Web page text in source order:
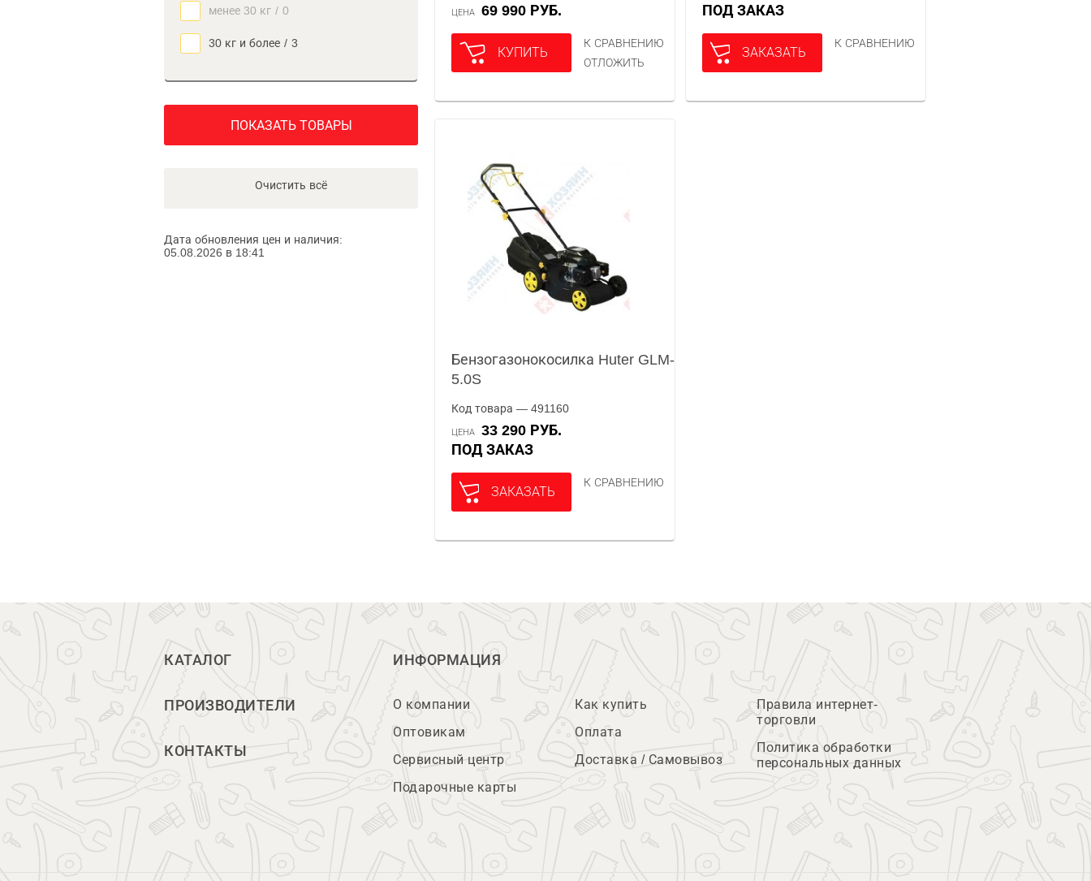
менее 30 кг / 0
30 кг и более / 3
ПОКАЗАТЬ ТОВАРЫ
Очистить всё
Дата обновления цен и наличия:
05.08.2026 в 18:41
ЦЕНА 69 990 РУБ.
КУПИТЬ
К СРАВНЕНИЮ
ОТЛОЖИТЬ
ПОД ЗАКАЗ
ЗАКАЗАТЬ
К СРАВНЕНИЮ
Бензогазонокосилка Huter GLM-
5.0S
Код товара — 491160
ЦЕНА
33 290 РУБ.
ПОД ЗАКАЗ
ЗАКАЗАТЬ
К СРАВНЕНИЮ
КАТАЛОГ
ПРОИЗВОДИТЕЛИ
КОНТАКТЫ
ИНФОРМАЦИЯ
О компании
Оптовикам
Сервисный центр
Подарочные карты
Как купить
Оплата
Доставка / Самовывоз
Правила интернет-
торговли
Политика обработки
персональных данных